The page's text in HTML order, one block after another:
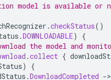
model is available or
.checkStatus()
.DOWNLOADABLE)
{
the model and
.collect {
)
{
.DownloadCompleted ->